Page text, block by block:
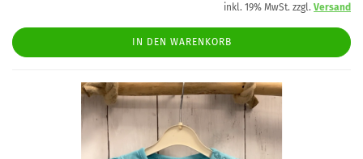
inkl. 19% MwSt. zzgl. Versand
IN DEN WARENKORB